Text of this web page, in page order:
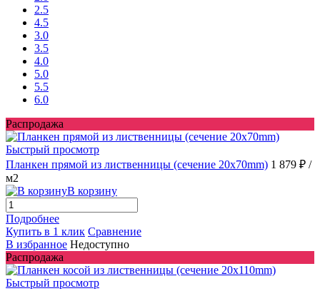
2.5
4.5
3.0
3.5
4.0
5.0
5.5
6.0
Распродажа
Быстрый просмотр
Планкен прямой из лиственницы (сечение 20х70mm) 1 879 ₽ /
м2
В корзину
Подробнее
Купить в 1 клик Сравнение
В избранное Недоступно
Распродажа
Быстрый просмотр